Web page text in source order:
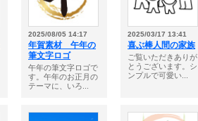
2025/08/05 14:17
年賀素材 午年の
筆文字ロゴ
午年の筆文字ロゴで
す。午年のお正月の
テーマに、いろ...
2025/03/17 13:41
喜ぶ棒人間の家族
ご覧いただきありが
とうございます。シ
ンプルで可愛い...